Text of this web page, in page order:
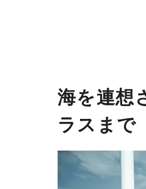
海を連想
ラスまで